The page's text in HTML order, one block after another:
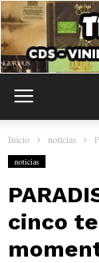
Inicio noticias
noticias
cinco